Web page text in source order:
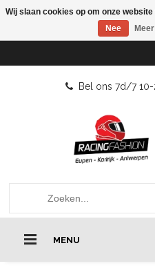
Bel ons 7d/7 10-
MENU
Wij slaan cookies op om onze
Nee